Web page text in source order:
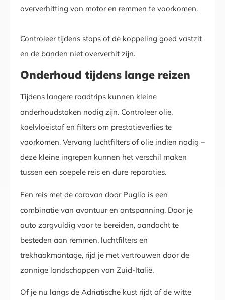
oververhitting van motor en remmen te voorkomen.
Controleer tijdens stops of de koppeling goed vastzit
en de banden niet oververhit zijn.
Onderhoud tijdens lange reizen
Tijdens langere roadtrips kunnen kleine
onderhoudstaken nodig zijn. Controleer olie,
koelvloeistof en filters om prestatieverlies te
voorkomen. Vervang luchtfilters of olie indien nodig –
deze kleine ingrepen kunnen het verschil maken
tussen een soepele reis en dure reparaties.
Een reis met de caravan door Puglia is een
combinatie van avontuur en ontspanning. Door je
auto zorgvuldig voor te bereiden, aandacht te
besteden aan remmen, luchtfilters en
trekhaakmontage, rijd je met vertrouwen door de
zonnige landschappen van Zuid-Italië.
Of je nu langs de Adriatische kust rijdt of de witte